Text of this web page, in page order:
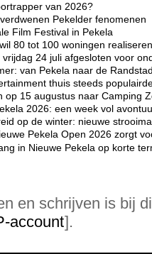
van 2026?
Pekelder fenomenen
Film Festival in Pekela
80 tot 100 woningen
24 juli afgesloten voor
van Pekela naar de Randstad
thuis steeds
op 15 augustus naar Camping
2026: een week vol
op de winter: nieuwe
Pekela Open 2026 zorgt
in Nieuwe Pekela op korte
en schrijven is bij
account].